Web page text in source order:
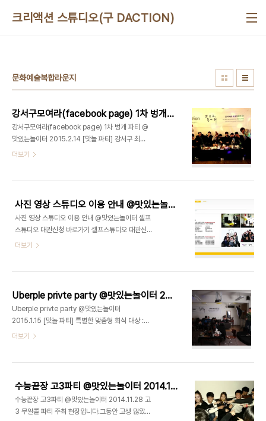
크리액션 스튜디오(구 DACTION)
문화예술복합라운지
강서구모여라(facebook page) 1차 벙개 파티 @맛있는놀이터 2015.2.14
강서구모여라(facebook page) 1차 벙개 파티 @
맛있는놀이터 2015.2.14 [맛놀 파티] 강서구 최초
벙개 파티 대상 : 강서구모여라(facebook page)
분들과 벙개 파티! 강서구 No.1 유일한 문화예술복합
라운지, 맛있는놀이터(디액션) 사진/영상 스튜디오ㅣ
강연/세미나ㅣ파티/이벤트ㅣ기타공간대여 + 디액션
스쿨 (문의) 070 8748 1031 /
www.deliciousaction.com
더보기
사진 영상 스튜디오 이용 안내 @맛있는놀이터
사진 영상 스튜디오 이용 안내 @맛있는놀이터 셀프
스튜디오 대관신청 바로가기 셀프스튜디오 대관신청
바로가기 강서구 No.1 유일한 문화예술복합라운지,
www.deliciousaction.com
더보기
Uberple privte party @맛있는놀이터 2015.1.15
Uberple privte party @맛있는놀이터
2015.1.15 [맛놀 파티] 특별한 맞춤형 회식 대상 :
'(주)Uberple' - 주식어플 SNEK(스넥) 개발 장소 :
일한 하우스 파티 라운지, 맛있는놀이터 스튜디오/강
연/이벤트/기타공간대여 (문의) 070 8748 1031
더보기
수능끝장 고3파티 @맛있는놀이터 2014.11.28
수능끝장 고3파티 @맛있는놀이터 2014.11.28 고
3 무알콜 파티 주최 현장입니다.그동안 고생 많았을